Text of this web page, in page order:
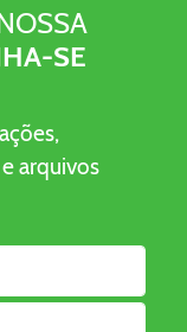
SE
arquivos